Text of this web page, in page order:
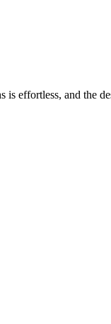
is effortless, and the